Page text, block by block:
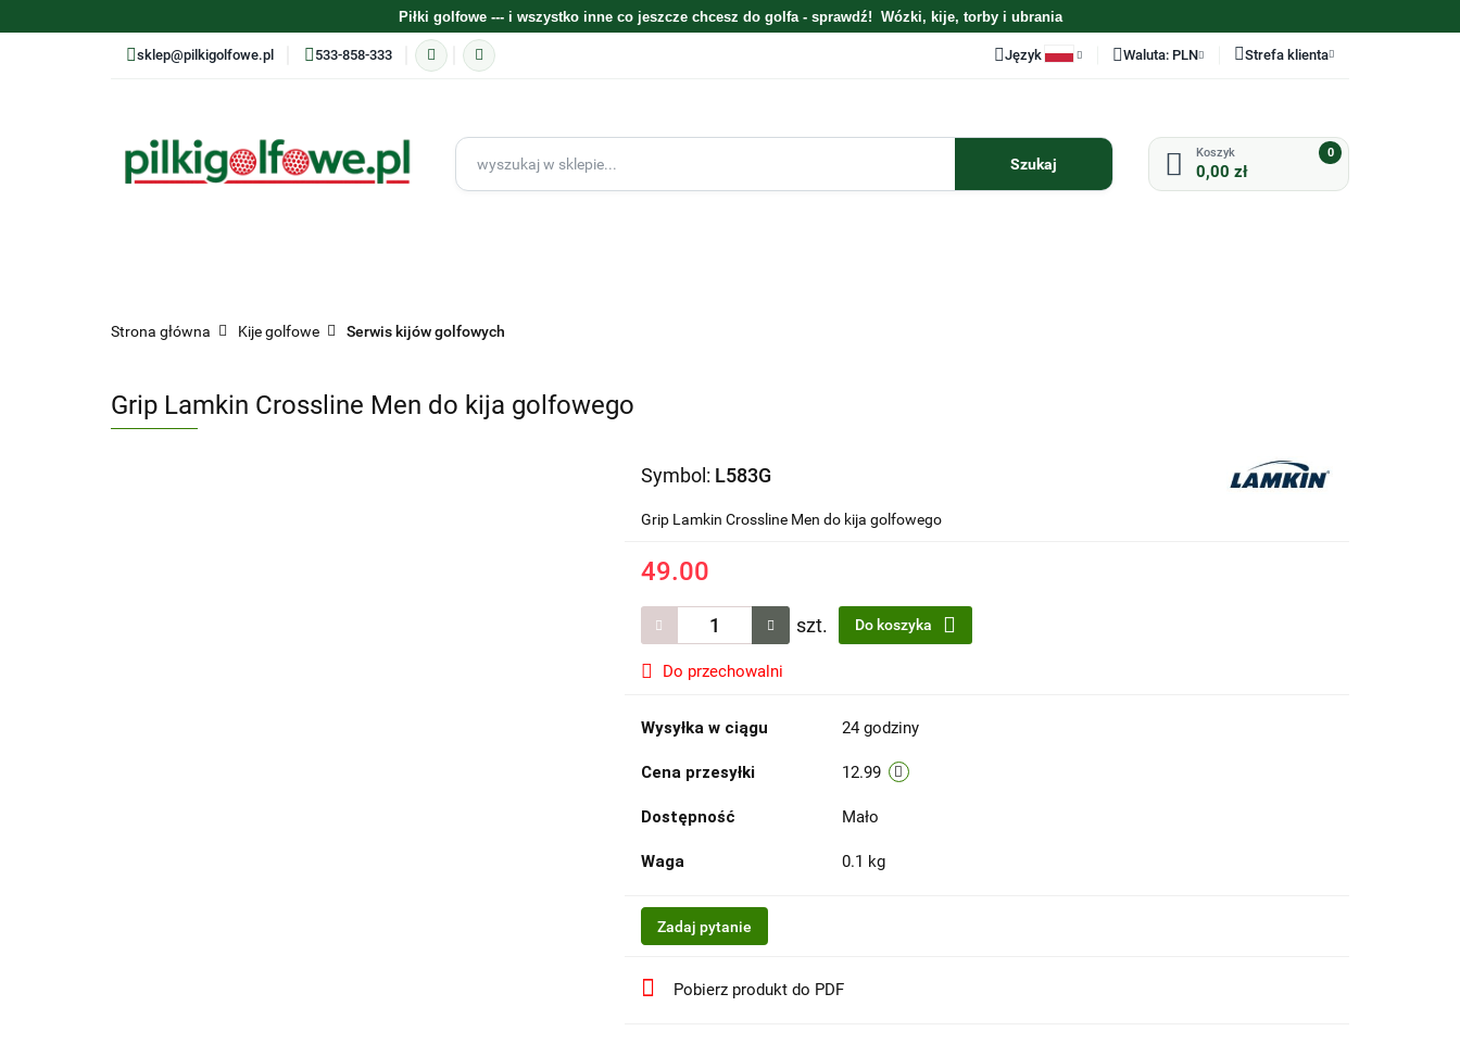
Piłki golfowe --- i wszystko inne co jeszcze chcesz do golfa - sprawdź! Wózki, kije, torby i ubrania
sklep@pilkigolfowe.pl 533-858-333 Język Waluta: PLN
EUR
Strefa klienta
Zarejestruj się
Dodaj zgłoszenie
0,00 zł
0
TRENING PREZENTY
GOLFOWE ZESTAWY
Strona główna Kije golfowe Serwis kijów golfowych
Grip Lamkin Crossline Men do kija golfowego
Symbol: L583G
Grip Lamkin Crossline Men do kija golfowego
49.00
szt. Do koszyka
Do przechowalni
Wysyłka w ciągu 24 godziny
Cena przesyłki 12.99
Dostępność Mało
Waga 0.1 kg
Zadaj pytanie
Pobierz produkt do PDF